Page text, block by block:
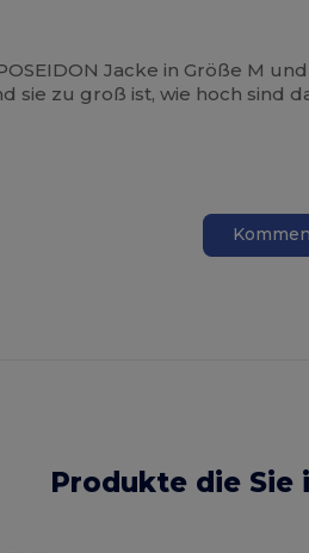
Jacke in Größe M
sie zu groß ist, wie hoch sind
Produkte die Sie